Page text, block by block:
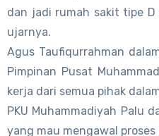
dan jadi rumah sakit tipe D
ujarnya.
Agus Taufiqurrahman
Pimpinan Pusat
kerja dari semua pihak
PKU Muhammadiyah Palu
yang mau mengawal